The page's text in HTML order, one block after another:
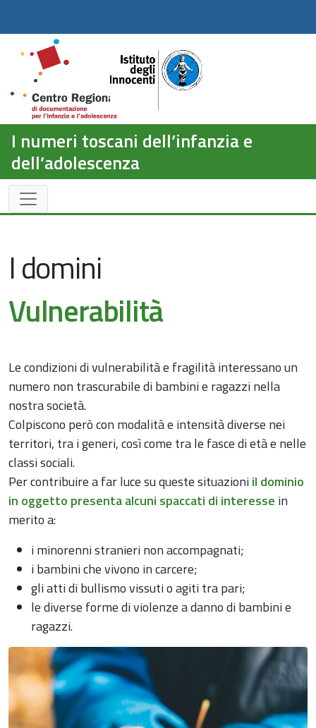
I numeri toscani dell’infanzia e
dell’adolescenza
I domini
Vulnerabilità
Le condizioni di vulnerabilità e fragilità interessano un
numero non trascurabile di bambini e ragazzi nella
nostra società.
Colpiscono però con modalità e intensità diverse nei
territori, tra i generi, così come tra le fasce di età e nelle
classi sociali.
Per contribuire a far luce su queste situazioniil dominio
in oggetto presenta alcuni spaccati di interesse in
merito a:
i minorenni stranieri non accompagnati;
i bambini che vivono in carcere;
gli atti di bullismo vissuti o agiti tra pari;
le diverse forme di violenze a danno di bambini e
ragazzi.